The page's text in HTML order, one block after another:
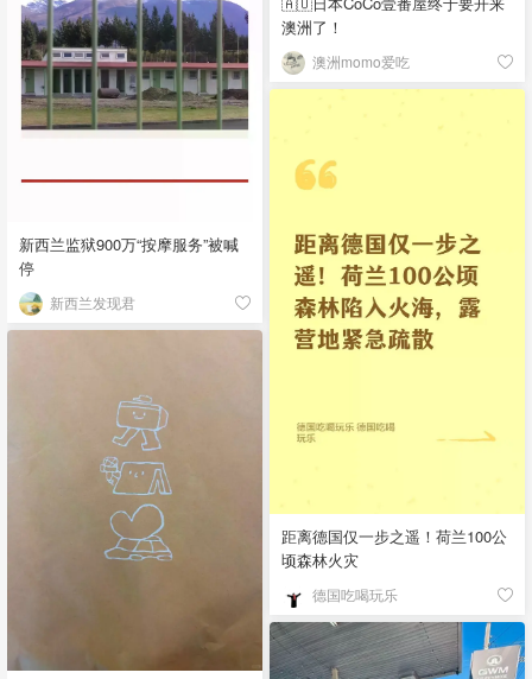
澳洲了！
澳洲momo爱吃
新西兰监狱900万“按摩服务”被喊
停
新西兰发现君
距离德国仅一步之遥！荷兰100公
顷森林火灾
德国吃喝玩乐